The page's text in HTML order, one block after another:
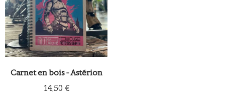
Carnet en bois - Astérion
14,50 €